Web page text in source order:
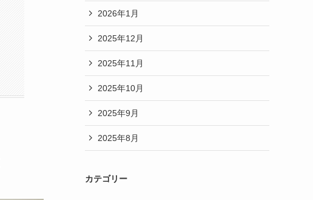
2026年1月
2025年12月
2025年11月
2025年10月
2025年9月
2025年8月
カテゴリー